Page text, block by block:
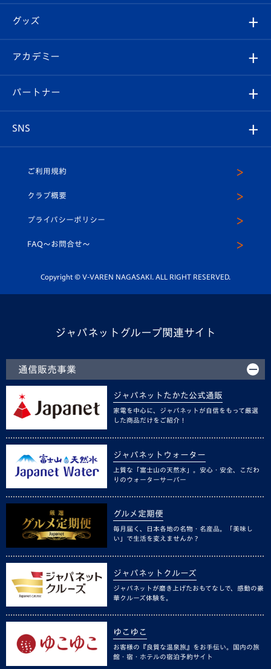
チケット
イベント
メディア
ホームタウン
スタッフプロフィール
マスコット紹介
平和祈念活動
ホームタウン活動
はじめての観戦ガイド
Revive Team
ヴィヴィくんの長崎おもてなしガイド
フォトギャラリー
スタジアムグルメ
チケット
V-LOVERS（ファンクラブ）
プレイヤーズスイート
グッズ
オンラインショップ
店舗情報
アカデミー
育成からのお知らせ
U-18
スクール
パートナー
SNS
ヴィヴィくんインスタグラム
公式LINE＠
ご利用規約
クラブ概要
プライバシーポリシー
FAQ〜お問合せ〜
Copyright © V-VAREN NAGASAKI. ALL RIGHT RESERVED.
ジャパネットグループ関連サイト
通信販売事業
ジャパネットたかた公式通販
家電を中心に、ジャパネットが自信をもって厳選
した商品だけをご紹介！
ジャパネットウォーター
上質な「富士山の天然水」。安心・安全、こだわ
りのウォーターサーバー
グルメ定期便
毎月届く、日本各地の名物・名産品。「美味し
い」で生活を変えませんか？
ジャパネットクルーズ
ジャパネットが磨き上げたおもてなしで、感動の豪
華クルーズ体験を。
ゆこゆこ
お客様の『良質な温泉旅』をお手伝い。国内の旅
館・宿・ホテルの宿泊予約サイト